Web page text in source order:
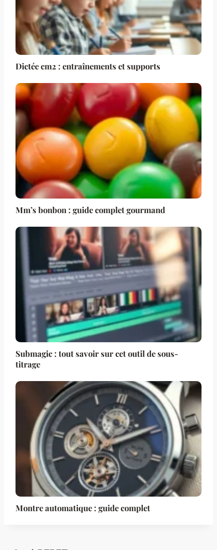
Dictée cm2 : entraînements et supports
Mm’s bonbon : guide complet gourmand
Submagic : tout savoir sur cet outil de sous-
titrage
Montre automatique : guide complet